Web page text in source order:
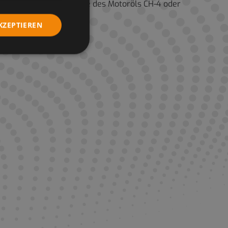
Qualitätsstufe des Motoröls CH-4 oder